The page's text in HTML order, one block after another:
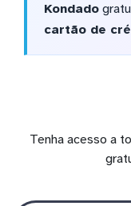
Kondado
cartão de
Tenha acesso a